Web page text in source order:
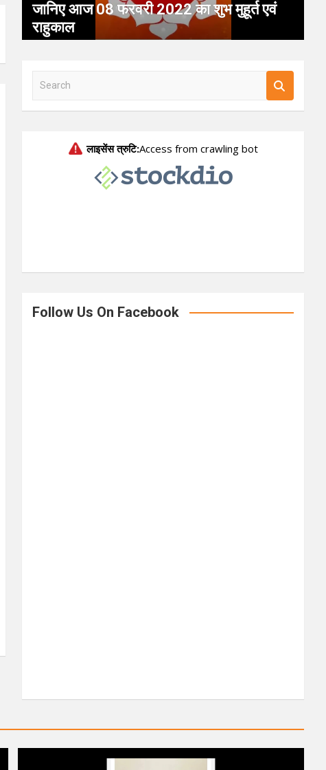
जानिए आज 08 फरवरी 2022 का शुभ मुहूर्त एवं
राहुकाल
a
Follow Us On Facebook